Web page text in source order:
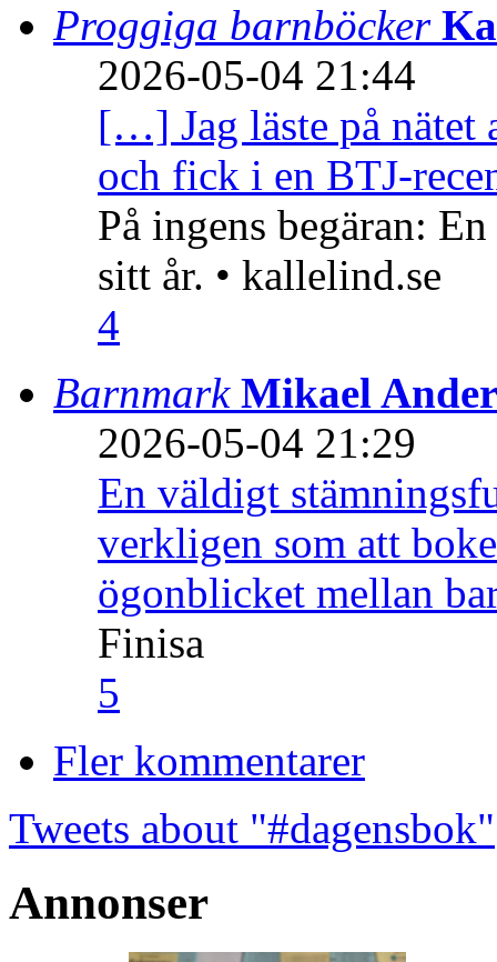
Proggiga barnböcker
2026-05-04 21:44
[…] Jag läste på nätet
och fick i en BTJ-
På ingens begäran:
sitt år. • kallelind.se
4
Barnmark Mikael
2026-05-04 21:29
En väldigt
verkligen som att
ögonblicket mellan
Finisa
5
Fler kommentarer
Tweets about "#dagensbok"
Annonser